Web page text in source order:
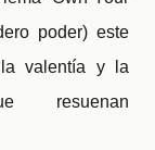
poder)este
la valentía y la
resuenan